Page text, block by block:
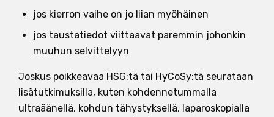
jos kierron vaihe on jo liian myöhäinen
jos taustatiedot viittaavat paremmin johonkin
muuhun selvittelyyn
Joskus poikkeavaa HSG:tä tai HyCoSy:tä seurataan
lisätutkimuksilla, kuten kohdennetummalla
ultraäänellä, kohdun tähystyksellä, laparoskopialla